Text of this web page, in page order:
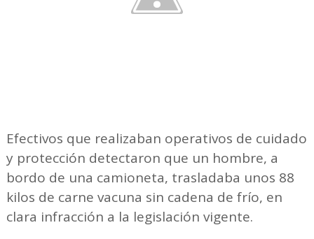
Efectivos que realizaban operativos de cuidado
y protección detectaron que un hombre, a
bordo de una camioneta, trasladaba unos 88
kilos de carne vacuna sin cadena de frío, en
clara infracción a la legislación vigente.